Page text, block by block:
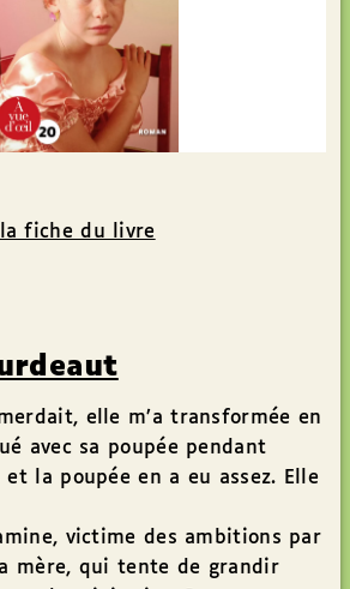
fiche du livre
elle m’a transformée en
avec sa poupée pendant
et la poupée en a eu assez. Elle
victime des ambitions par
mère, qui tente de grandir